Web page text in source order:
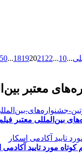
...
10
...
18192021 22
...
50
معتبر
بین‌المللی معتبر
مورد تایید آکادمی